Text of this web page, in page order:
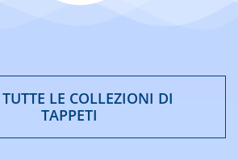
LE COLLEZIONI DI
TAPPETI